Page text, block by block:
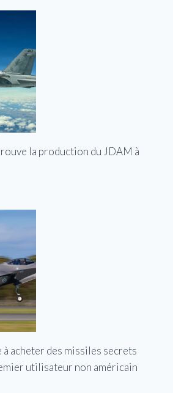
la production du JDAM à
à acheter des missiles secrets
utilisateur non américain